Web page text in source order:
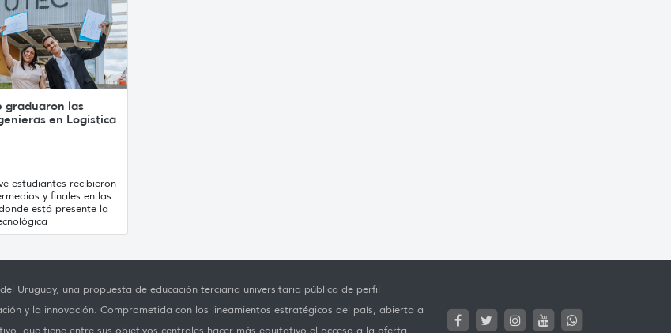
graduaron las
en Logística
estudiantes recibieron
y finales en las
está presente la
Uruguay, una propuesta de educación terciaria universitaria pública de perfil
y la innovación. Comprometida con los lineamientos estratégicos del país, abierta a